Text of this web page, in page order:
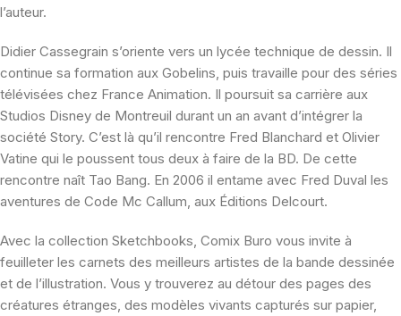
l’auteur.
Didier Cassegrain s’oriente vers un lycée technique de dessin. Il
continue sa formation aux Gobelins, puis travaille pour des séries
télévisées chez France Animation. Il poursuit sa carrière aux
Studios Disney de Montreuil durant un an avant d’intégrer la
société Story. C’est là qu’il rencontre Fred Blanchard et Olivier
Vatine qui le poussent tous deux à faire de la BD. De cette
rencontre naît Tao Bang. En 2006 il entame avec Fred Duval les
aventures de Code Mc Callum, aux Éditions Delcourt.
Avec la collection Sketchbooks, Comix Buro vous invite à
feuilleter les carnets des meilleurs artistes de la bande dessinée
et de l’illustration. Vous y trouverez au détour des pages des
créatures étranges, des modèles vivants capturés sur papier,